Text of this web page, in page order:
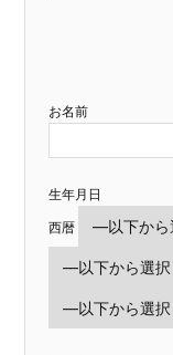
お名前
生年月日
西暦